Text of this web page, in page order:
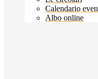
Calendario
Albo online